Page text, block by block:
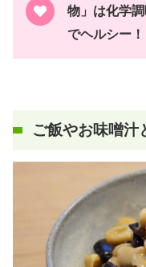
物」は化学
でヘルシー！
ご飯やお味噌汁